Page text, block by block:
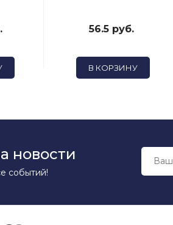
56.5 руб.
В КОРЗИНУ
новости
событий!